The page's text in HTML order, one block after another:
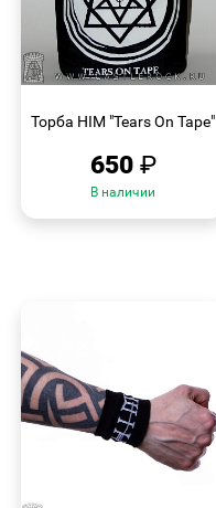
Торба HIM "Tears On Tape"
650 ₽
В наличии